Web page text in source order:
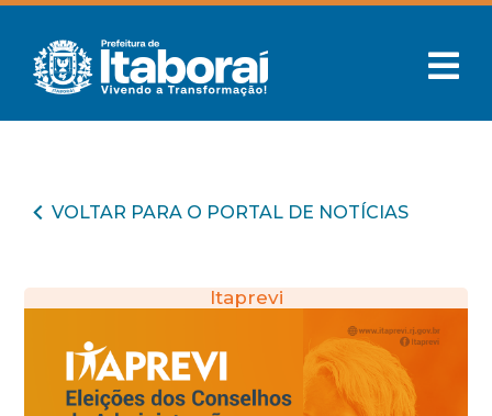
VOLTAR PARA O PORTAL DE NOTÍCIAS
Itaprevi